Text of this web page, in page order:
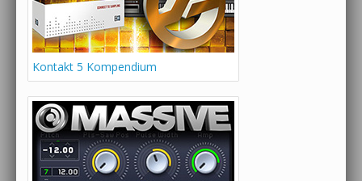
Kontakt 5 Kompendium